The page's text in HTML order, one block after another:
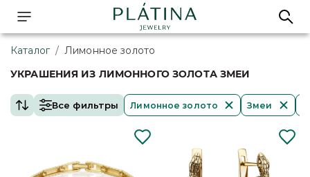
Каталог / Лимонное золото
УКРАШЕНИЯ ИЗ ЛИМОННОГО ЗОЛОТА ЗМЕИ
Все фильтры Лимонное золото Змеи